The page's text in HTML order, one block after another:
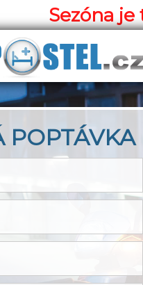
Sezóna
POPTÁVKA